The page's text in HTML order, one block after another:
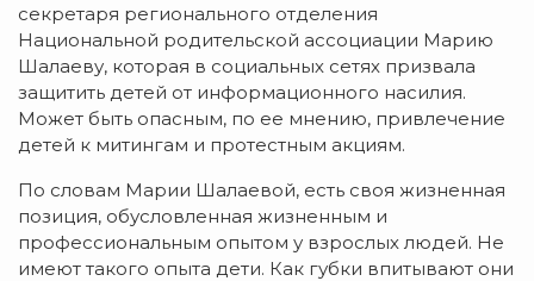
секретаря регионального отделения
Национальной родительской ассоциации Марию
Шалаеву, которая в социальных сетях призвала
защитить детей от информационного насилия.
Может быть опасным, по ее мнению, привлечение
детей к митингам и протестным акциям.
По словам Марии Шалаевой, есть своя жизненная
позиция, обусловленная жизненным и
профессиональным опытом у взрослых людей. Не
имеют такого опыта дети. Как губки впитывают они